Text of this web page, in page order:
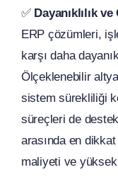
✅ Dayanıklılık
ERP çözümleri,
karşı daha
Ölçeklenebilir
sistem sürekliliği
süreçleri de
arasında en
maliyeti ve